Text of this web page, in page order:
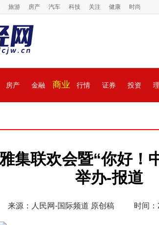
旅游 房产 汽车 科技 关注 健康 时尚
房产 金融 商业 行情 证券 投资
集联欢会暨“你好！
举办-报道
来源：人民网-国际频道 原创稿 时间